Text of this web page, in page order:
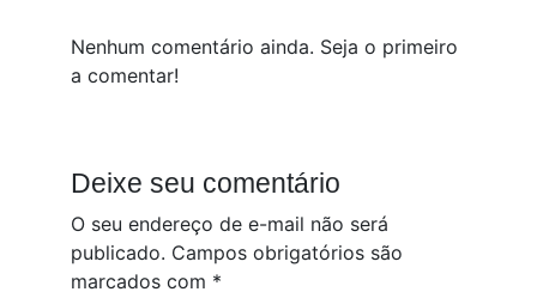
Nenhum comentário ainda. Seja o primeiro
a comentar!
Deixe seu comentário
O seu endereço de e-mail não será
publicado. Campos obrigatórios são
marcados com *